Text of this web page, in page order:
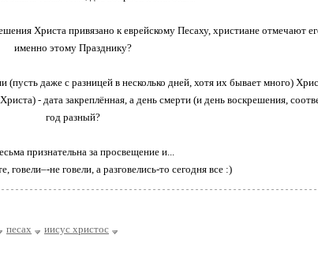
Христа привязано к еврейскому Песаху, христиане отмечают
именно этому Празднику?
даже с разницей в несколько дней, хотя их бывает много)
- дата закреплённая, а день смерти (и день воскрешения,
год разный?
признательна за просвещение и...
говели–-не говели, а разговелись-то сегодня все :)
песах иисус христос